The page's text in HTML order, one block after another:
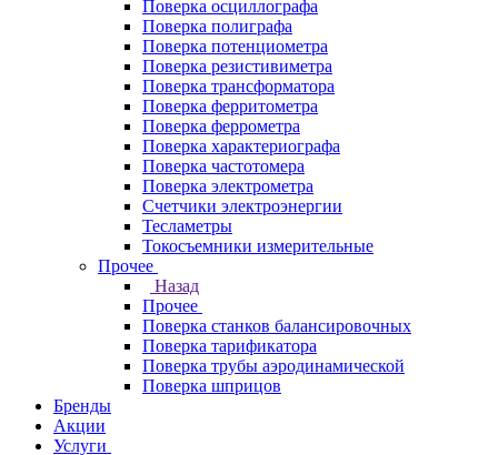
Поверка осциллографа
Поверка полиграфа
Поверка потенциометра
Поверка резистивиметра
Поверка трансформатора
Поверка ферритометра
Поверка феррометра
Поверка характериографа
Поверка частотомера
Поверка электрометра
Счетчики электроэнергии
Тесламетры
Токосъемники измерительные
Прочее
Назад
Прочее
Поверка станков балансировочных
Поверка тарификатора
Поверка трубы аэродинамической
Поверка шприцов
Бренды
Акции
Услуги